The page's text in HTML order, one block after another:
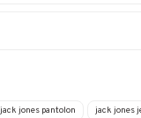
jack jones pantolon jack jones